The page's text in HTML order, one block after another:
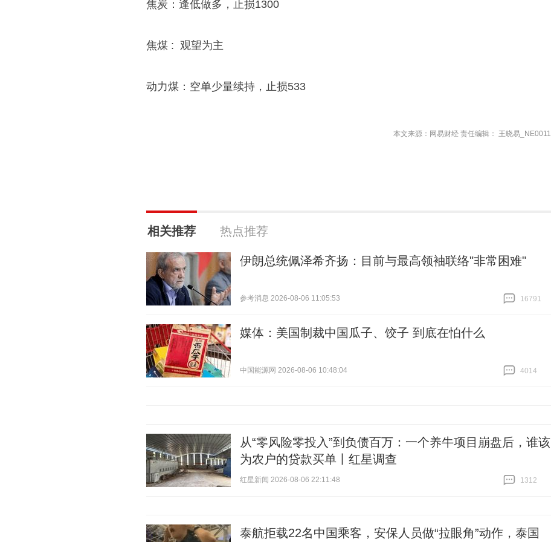
焦炭：逢低做多，止损1300
焦煤 : 观望为主
动力煤：空单少量续持，止损533
本文来源：网易财经 责任编辑： 王晓易_NE0011
相关推荐 热点推荐
伊朗总统佩泽希齐扬：目前与最高领袖联络"非常困难"
参考消息 2026-08-06 11:05:53
16791
媒体：美国制裁中国瓜子、饺子 到底在怕什么
中国能源网 2026-08-06 10:48:04
4014
从“零风险零投入”到负债百万：一个养牛项目崩盘后，谁该
为农户的贷款买单丨红星调查
红星新闻 2026-08-06 22:11:48
1312
泰航拒载22名中国乘客，安保人员做“拉眼角”动作，泰国